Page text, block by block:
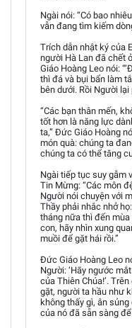
Ngài nói: “Có bao
vẫn đang tìm kiếm
Trích dẫn nhật ký của
người Hà Lan đã chết
Giáo Hoàng Leo nói:
thì đá và bụi bẩn làm
bên dưới. Rồi Người lại
“Các bạn thân mến,
tốt hơn là năng lực
ta,” Đức Giáo Hoàng
món quà: chúng ta
chúng ta có thể tăng
Ngài tiếp tục suy gẫm
Tin Mừng: “Các môn
Người nói chuyện với
Thầy phải nhắc nhở
tháng nữa thì đến mùa
con, hãy nhìn xung
muồi để gặt hái rồi.”
Đức Giáo Hoàng Leo
Người: ‘Hãy ngước
của Thiên Chúa!’.
gặt, người ta hầu như
không thấy gì, ân
của nó đã sẵn sàng